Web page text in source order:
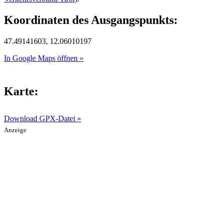
Koordinaten des Ausgangspunkts:
47.49141603, 12.06010197
In Google Maps öffnen »
Karte:
Download GPX-Datei »
Anzeige